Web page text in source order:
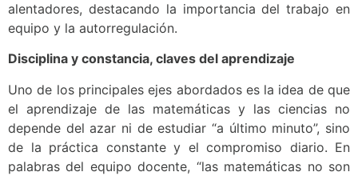
alentadores, destacando la importancia del trabajo en
equipo y la autorregulación.
Disciplina y constancia, claves del aprendizaje
Uno de los principales ejes abordados es la idea de que
el aprendizaje de las matemáticas y las ciencias no
depende del azar ni de estudiar “a último minuto”, sino
de la práctica constante y el compromiso diario. En
palabras del equipo docente, “las matemáticas no son